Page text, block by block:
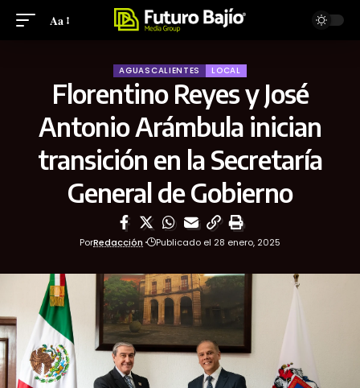
Aa
AGUASCALIENTES LOCAL
Florentino Reyes y José
Antonio Arámbula inician
transición en la Secretaría
General de Gobierno
PorRedacción Publicado el 28 enero, 2025